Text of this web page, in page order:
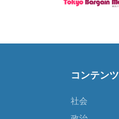
コンテンツ
社会